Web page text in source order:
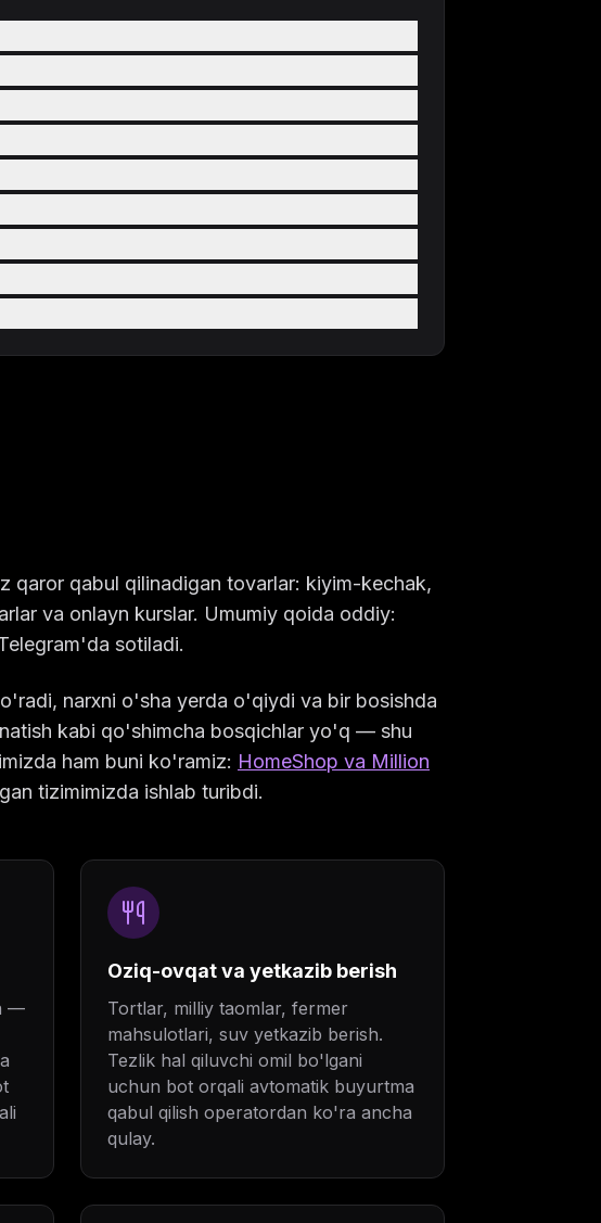
qaror qabul qilinadigan tovarlar: kiyim-kechak,
va onlayn kurslar. Umumiy qoida oddiy:
sotiladi.
narxni o'sha yerda o'qiydi va bir bosishda
kabi qo'shimcha bosqichlar yo'q — shu
ham buni ko'ramiz: HomeShop va Million
tizimimizda ishlab turibdi.
—
Oziq-ovqat va yetkazib berish
Tortlar, milliy taomlar, fermer
mahsulotlari, suv yetkazib berish.
Tezlik hal qiluvchi omil bo'lgani
uchun bot orqali avtomatik buyurtma
qabul qilish operatordan ko'ra ancha
qulay.